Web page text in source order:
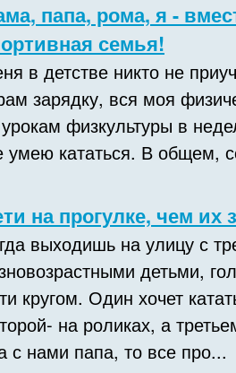
папа, рома, я -
семья!
в детстве никто не
зарядку, вся моя
физкультуры в
умею кататься. В общем,
на прогулке, чем их
выходишь на улицу с
детьми,
кругом. Один хочет
на роликах, а
с нами папа, то все про...